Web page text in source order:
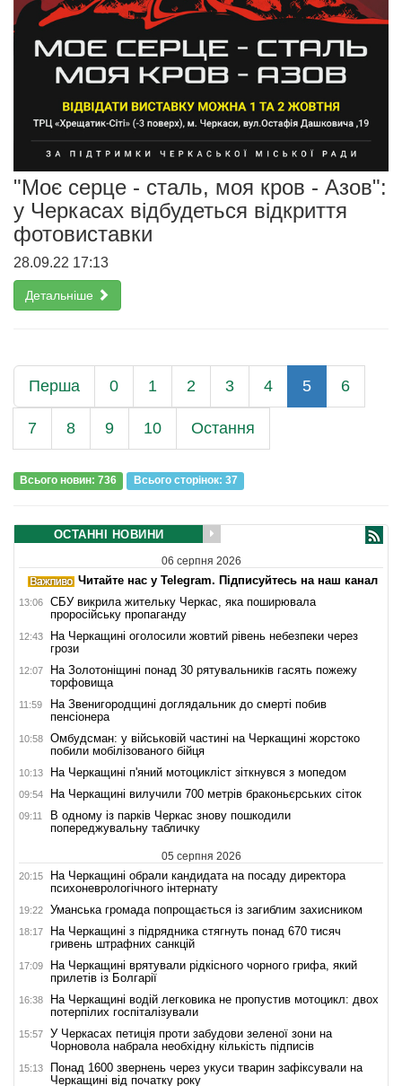
"Моє серце - сталь, моя кров - Азов":
у Черкасах відбудеться відкриття
фотовиставки
28.09.22 17:13
Детальніше
Перша 0 1 2 3 4 5 6
7 8 9 10 Остання
Всього новин: 736 Всього сторiнок: 37
ОСТАННІ НОВИНИ
06 серпня 2026
Читайте нас у Telegram. Підписуйтесь на наш канал
13:06
СБУ викрила жительку Черкас, яка поширювала
проросійську пропаганду
12:43
На Черкащині оголосили жовтий рівень небезпеки через
грози
12:07
На Золотоніщині понад 30 рятувальників гасять пожежу
торфовища
11:59
На Звенигородщині доглядальник до смерті побив
пенсіонера
10:58
Омбудсман: у військовій частині на Черкащині жорстоко
побили мобілізованого бійця
10:13 На Черкащині п'яний мотоцикліст зіткнувся з мопедом
09:54 На Черкащині вилучили 700 метрів браконьєрських сіток
09:11
В одному із парків Черкас знову пошкодили
попереджувальну табличку
05 серпня 2026
20:15
На Черкащині обрали кандидата на посаду директора
психоневрологічного інтернату
19:22 Уманська громада попрощається із загиблим захисником
18:17
На Черкащині з підрядника стягнуть понад 670 тисяч
гривень штрафних санкцій
17:09
На Черкащині врятували рідкісного чорного грифа, який
прилетів із Болгарії
16:38
На Черкащині водій легковика не пропустив мотоцикл: двох
потерпілих госпіталізували
15:57
У Черкасах петиція проти забудови зеленої зони на
Чорновола набрала необхідну кількість підписів
15:13
Понад 1600 звернень через укуси тварин зафіксували на
Черкащині від початку року